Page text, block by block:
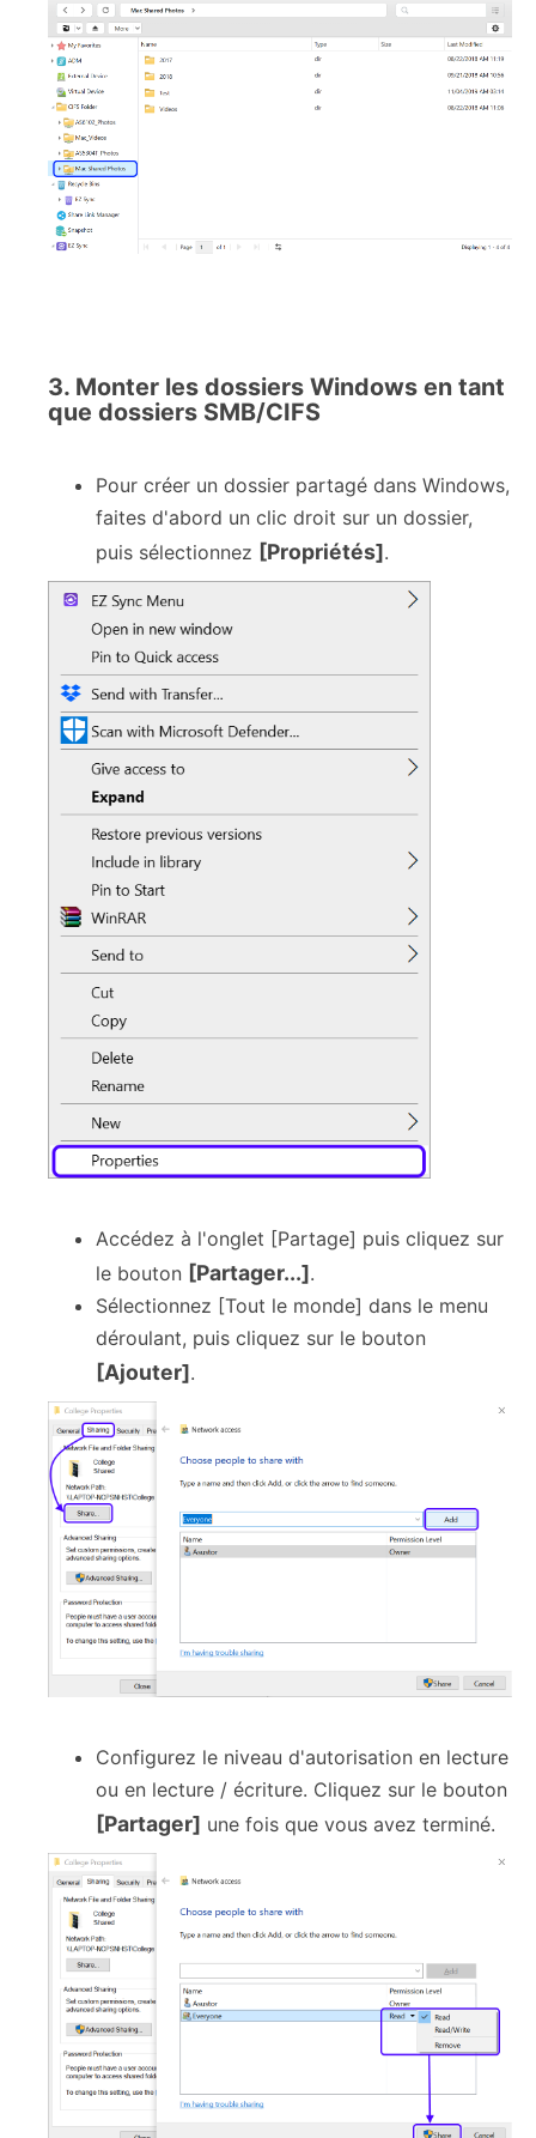
3. Monter les dossiers Windows en tant
que dossiers SMB/CIFS
Pour créer un dossier partagé dans Windows,
faites d'abord un clic droit sur un dossier,
puis sélectionnez [Propriétés].
Accédez à l'onglet [Partage] puis cliquez sur
le bouton [Partager...].
Sélectionnez [Tout le monde] dans le menu
déroulant, puis cliquez sur le bouton
[Ajouter].
Configurez le niveau d'autorisation en lecture
ou en lecture / écriture. Cliquez sur le bouton
[Partager] une fois que vous avez terminé.